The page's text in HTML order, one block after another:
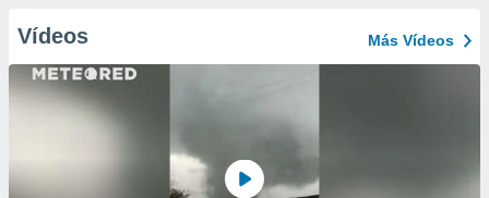
Vídeos Más Vídeos